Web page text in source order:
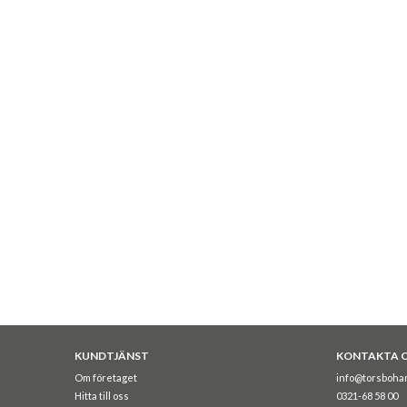
KUNDTJÄNST
Om företaget
Hitta till oss
KONTAKTA
0321-68 58 00